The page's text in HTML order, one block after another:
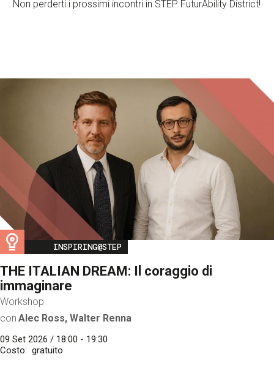
Non perderti i prossimi incontri in STEP FuturAbility District!
Image
INSPIRING@STEP
THE ITALIAN DREAM: Il coraggio di
immaginare
Workshop
con Alec Ross, Walter Renna
09 Set 2026 / 18:00 - 19:30
Costo
gratuito